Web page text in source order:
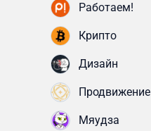
Работаем!
Крипто
Дизайн
Продвижение
Мяудза